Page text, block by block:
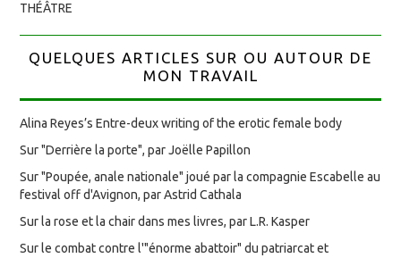
THÉÂTRE
QUELQUES ARTICLES SUR OU AUTOUR DE
MON TRAVAIL
Alina Reyes’s Entre-deux writing of the erotic female body
Sur "Derrière la porte", par Joëlle Papillon
Sur "Poupée, anale nationale" joué par la compagnie Escabelle au
festival off d'Avignon, par Astrid Cathala
Sur la rose et la chair dans mes livres, par L.R. Kasper
Sur le combat contre l'"énorme abattoir" du patriarcat et